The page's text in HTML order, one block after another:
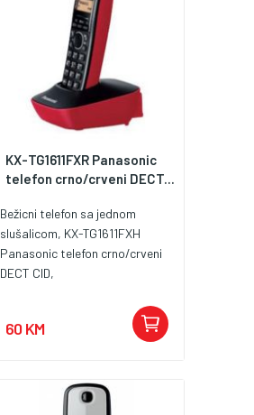
KX-TG1611FXR Panasonic
telefon crno/crveni DECT...
Bežicni telefon sa jednom
slušalicom, KX-TG1611FXH
Panasonic telefon crno/crveni
DECT CID,
60 KM